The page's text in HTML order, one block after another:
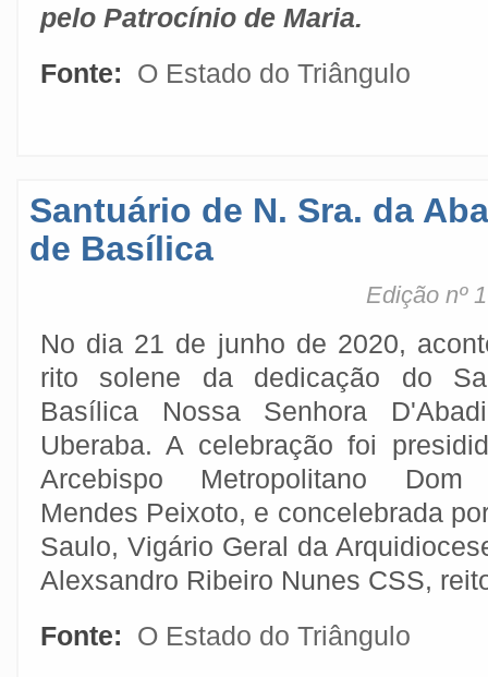
pelo Patrocínio de Maria.
Fonte:
O Estado do Triângulo
Santuário de N. Sra. da
de Basílica
Edição nº
No dia 21 de junho de 2020,
rito solene da dedicação do
Basílica Nossa Senhora
Uberaba. A celebração foi
Arcebispo Metropolitano Dom
Mendes Peixoto, e concelebrada
Saulo, Vigário Geral da
Alexsandro Ribeiro Nunes CSS,
Fonte:
O Estado do Triângulo